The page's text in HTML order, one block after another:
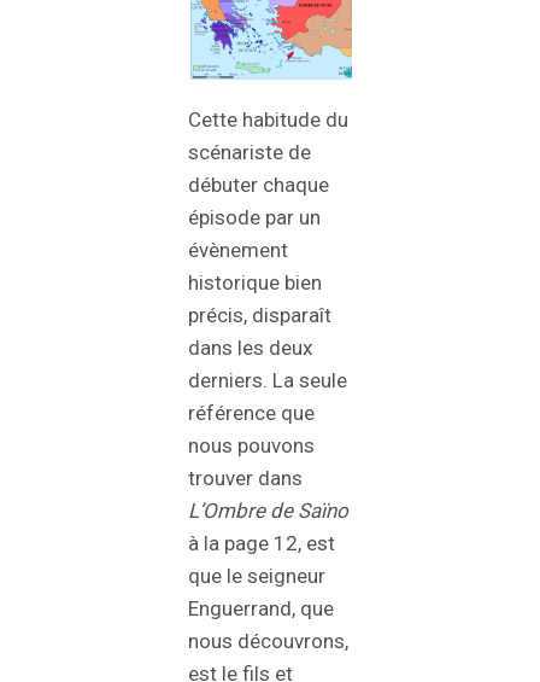
Cette habitude du
scénariste de
débuter chaque
épisode par un
évènement
historique bien
précis, disparaît
dans les deux
derniers. La seule
référence que
nous pouvons
trouver dans
L’Ombre de Saïno
à la page 12, est
que le seigneur
Enguerrand, que
nous découvrons,
est le fils et